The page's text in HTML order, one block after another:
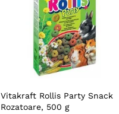
Vitakraft Rollis Party Snack
Rozatoare, 500 g